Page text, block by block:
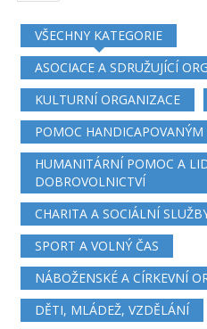
VŠECHNY KATEGORIE
ASOCIACE A SDRUŽUJÍCÍ
KULTURNÍ ORGANIZACE
POMOC
HUMANITÁRNÍ POMOC A
DOBROVOLNICTVÍ
CHARITA A SOCIÁLNÍ
SPORT A VOLNÝ ČAS
NÁBOŽENSKÉ A CÍRKEVNÍ
DĚTI, MLÁDEŽ, VZDĚLÁNÍ